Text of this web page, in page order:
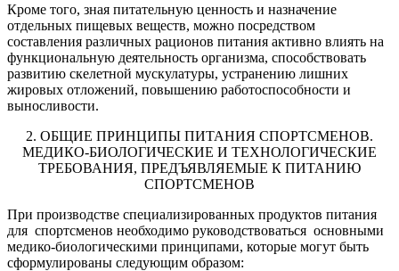
Кроме того, зная питательную ценность и назначение
отдельных пищевых веществ, можно посредством
составления различных рационов питания активно влиять на
функциональную деятельность организма, способствовать
развитию скелетной мускулатуры, устранению лишних
жировых отложений, повышению работоспособности и
выносливости.
2. ОБЩИЕ ПРИНЦИПЫ ПИТАНИЯ СПОРТСМЕНОВ.
МЕДИКО-БИОЛОГИЧЕСКИЕ И ТЕХНОЛОГИЧЕСКИЕ
ТРЕБОВАНИЯ, ПРЕДЪЯВЛЯЕМЫЕ К ПИТАНИЮ
СПОРТСМЕНОВ
При производстве специализированных продуктов питания
для спортсменов необходимо руководствоваться основными
медико-биологическими принципами, которые могут быть
сформулированы следующим образом: